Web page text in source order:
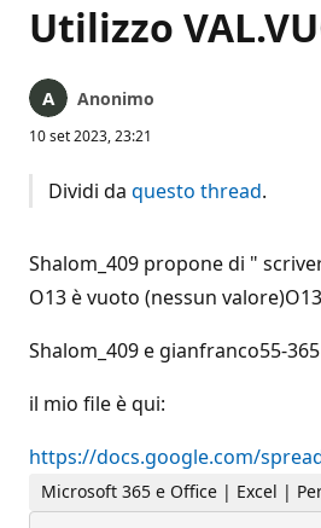
Utilizzo
Anonimo
10 set 2023, 23:21
Dividi da questo thread.
Shalom_409 propone di "
O13 è vuoto (nessun
Shalom_409 e gianfranco55-
il mio file è qui:
https://docs.google.com/
Microsoft 365 e Office | Excel |